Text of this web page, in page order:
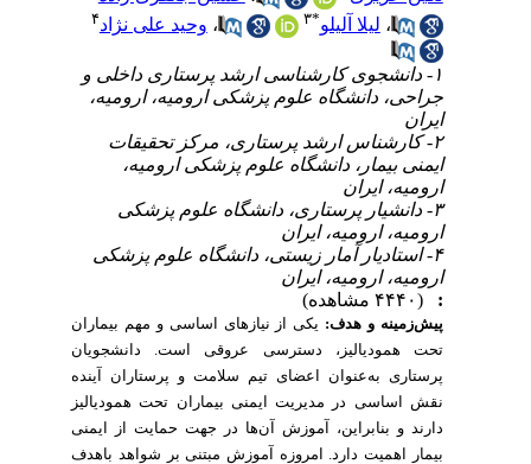
،لیلا آلیلو* ۳ ،وحید علی نژاد ۴
۱- دانشجوی کارشناسی ارشد پرستاری داخلی و
جراحی، دانشگاه علوم پزشکی ارومیه، ارومیه،
ایران
۲- کارشناس ارشد پرستاری، مرکز تحقیقات
ایمنی بیمار، دانشگاه علوم پزشکی ارومیه،
ارومیه، ایران
۳- دانشیار پرستاری، دانشگاه علوم پزشکی
ارومیه، ارومیه، ایران
۴- استادیار آمار زیستی، دانشگاه علوم پزشکی
ارومیه، ارومیه، ایران
پیش‌زمینه و هدف:یکی از نیازهای اساسی و مهم بیماران
تحت همودیالیز، دسترسی عروقی است. دانشجویان
پرستاری به‌عنوان اعضای تیم سلامت و پرستاران آینده
نقش اساسی در مدیریت ایمنی بیماران تحت همودیالیز
دارند و بنابراین، آموزش آن‌ها در جهت حمایت از ایمنی
بیمار اهمیت دارد. امروزه آموزش مبتنی بر شواهد باهدف